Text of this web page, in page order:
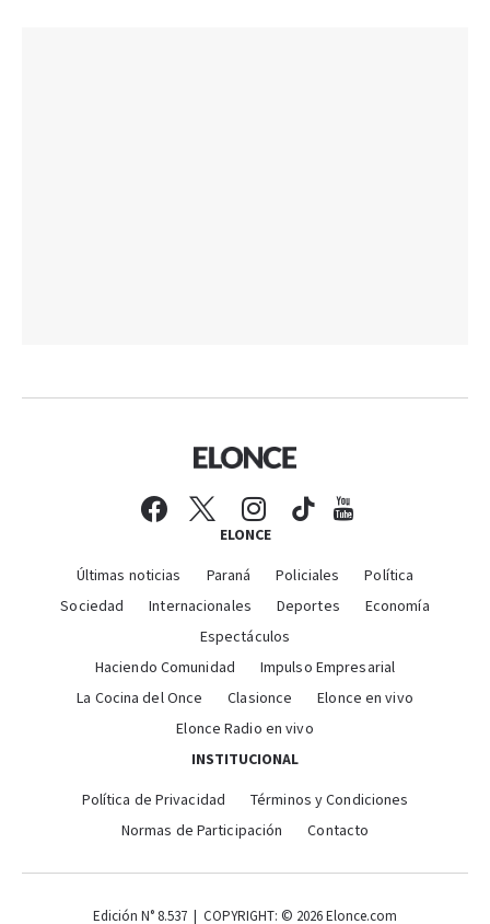
ELONCE
Últimas noticias Paraná Policiales
Política
Sociedad
Internacionales Deportes
Economía
Espectáculos
Haciendo Comunidad
Impulso Empresarial
La Cocina del Once
Clasionce
Elonce en vivo
Elonce Radio en vivo
INSTITUCIONAL
Política de Privacidad
Términos y Condiciones
Normas de Participación
Contacto
Edición N° 8.537 | COPYRIGHT: © 2026 Elonce.com